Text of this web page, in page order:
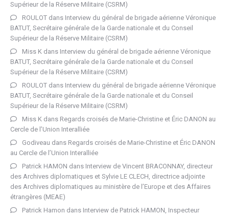
Supérieur de la Réserve Militaire (CSRM)
ROULOT dans Interview du général de brigade aérienne Véronique
BATUT, Secrétaire générale de la Garde nationale et du Conseil
Supérieur de la Réserve Militaire (CSRM)
Miss K dans Interview du général de brigade aérienne Véronique
BATUT, Secrétaire générale de la Garde nationale et du Conseil
Supérieur de la Réserve Militaire (CSRM)
ROULOT dans Interview du général de brigade aérienne Véronique
BATUT, Secrétaire générale de la Garde nationale et du Conseil
Supérieur de la Réserve Militaire (CSRM)
Miss K dans Regards croisés de Marie-Christine et Éric DANON au
Cercle de l’Union Interalliée
Godiveau dans Regards croisés de Marie-Christine et Éric DANON
au Cercle de l’Union Interalliée
Patrick HAMON dans Interview de Vincent BRACONNAY, directeur
des Archives diplomatiques et Sylvie LE CLECH, directrice adjointe
des Archives diplomatiques au ministère de l’Europe et des Affaires
étrangères (MEAE)
Patrick Hamon dans Interview de Patrick HAMON, Inspecteur